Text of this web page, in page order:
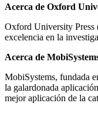
Acerca de Oxford
Oxford University Press
excelencia en la
Acerca de
MobiSystems, fundada
la galardonada
mejor aplicación de la